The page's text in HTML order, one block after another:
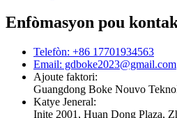
Enfòmasyon pou
Telefòn: +86 17701934563
Email: gdboke2023@gmail.com
Ajoute faktori:
Guangdong Boke Nouvo
Katye Jeneral:
Inite 2001, Huan Dong Plaza,